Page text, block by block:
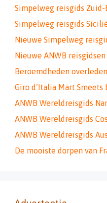
Simpelweg reisgids Zuid-
Simpelweg reisgids
Nieuwe Simpelweg
Nieuwe ANWB reisgidsen
Beroemdheden
Giro d’Italia Mart Smeets
ANWB Wereldreisgids
ANWB Wereldreisgids
ANWB Wereldreisgids
De mooiste dorpen van